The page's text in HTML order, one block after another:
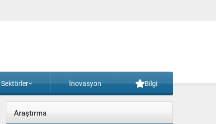
Sektörler İnovasyon Bilgi
Araştırma